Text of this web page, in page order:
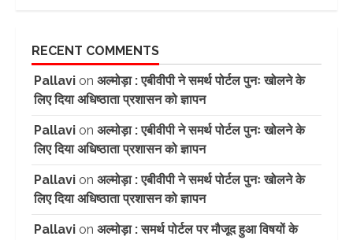
RECENT COMMENTS
Pallavi on अल्मोड़ा : एबीवीपी ने समर्थ पोर्टल पुनः खोलने के
लिए दिया अधिष्ठाता प्रशासन को ज्ञापन
Pallavi on अल्मोड़ा : एबीवीपी ने समर्थ पोर्टल पुनः खोलने के
लिए दिया अधिष्ठाता प्रशासन को ज्ञापन
Pallavi on अल्मोड़ा : एबीवीपी ने समर्थ पोर्टल पुनः खोलने के
लिए दिया अधिष्ठाता प्रशासन को ज्ञापन
Pallavi on अल्मोड़ा : समर्थ पोर्टल पर मौजूद हुआ विषयों के